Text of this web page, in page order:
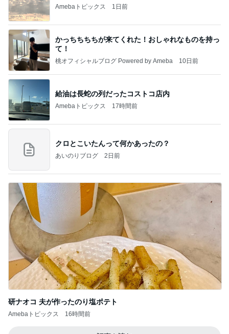
Amebaトピックス 1日前
かっちちちちが来てくれた！おしゃれなものを持っ
て！
桃オフィシャルブログ Powered by Ameba 10日前
給油は長蛇の列だったコストコ店内
Amebaトピックス 17時間前
クロとこいたんって何かあったの？
あいのりブログ 2日前
研ナオコ 夫が作ったのり塩ポテト
Amebaトピックス 16時間前